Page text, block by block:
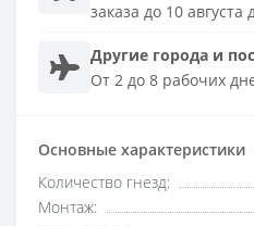
заказа до 10 августа
Другие города и
От 2 до 8 рабочих
Основные характеристики
Количество гнезд:
Монтаж: